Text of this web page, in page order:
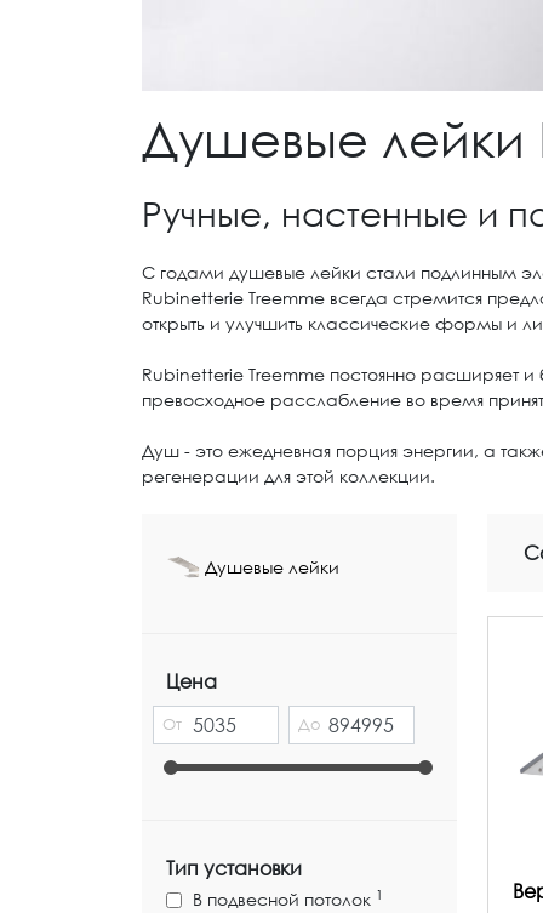
Душевые лейки
Ручные, настенные и
С годами душевые лейки стали подлинным
Rubinetterie Treemme всегда стремится
открыть и улучшить классические формы и
Rubinetterie Treemme постоянно расширяет
превосходное расслабление во время
Душ - это ежедневная порция энергии, а
регенерации для этой коллекции.
Душевые лейки
Цена
От До
Тип установки
В подвесной потолок 1